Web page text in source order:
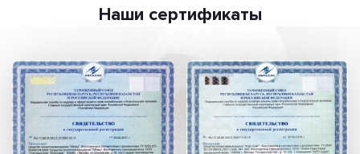
Наши сертификаты